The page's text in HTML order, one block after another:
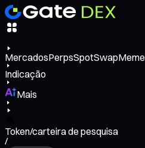
MercadosPerpsSpotSwapMeme
Indicação
Mais
Token/carteira de pesquisa
/